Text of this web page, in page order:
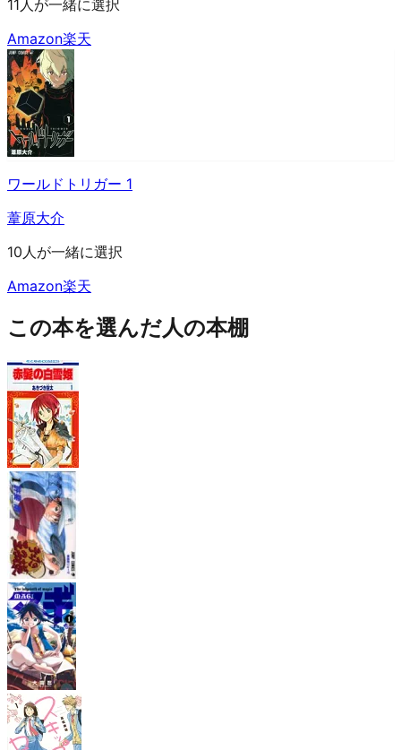
11人が一緒に選択
Amazon楽天
ワールドトリガー 1
葦原大介
10人が一緒に選択
Amazon楽天
この本を選んだ人の本棚